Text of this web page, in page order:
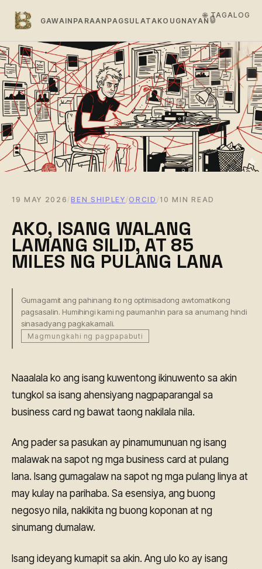
GAWAIN PARAAN PAGSULATAKO UGNAYAN 🔒
19 MAY 2026 /BEN SHIPLEY / ORCID / 10 MIN READ
AKO, ISANG WALANG
LAMANG SILID, AT 85
MILES NG PULANG LANA
Gumagamit ang pahinang ito ng optimisadong awtomatikong
pagsasalin. Humihingi kami ng paumanhin para sa anumang hindi
sinasadyang pagkakamali.
Magmungkahi ng pagpapabuti
Naaalala ko ang isang kuwentong ikinuwento sa akin
tungkol sa isang ahensiyang nagpaparangal sa
business card ng bawat taong nakilala nila.
Ang pader sa pasukan ay pinamumunuan ng isang
malawak na sapot ng mga business card at pulang
lana. Isang gumagalaw na sapot ng mga pulang linya at
may kulay na parihaba. Sa esensiya, ang buong
negosyo nila, nakikita ng buong koponan at ng
sinumang dumalaw.
Isang ideyang kumapit sa akin. Ang ulo ko ay isang
🌐 TAGALOG